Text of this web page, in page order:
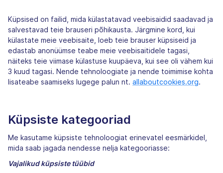
Küpsised on failid, mida külastatavad veebisaidid saadavad ja
salvestavad teie brauseri põhikausta. Järgmine kord, kui
külastate meie veebisaite, loeb teie brauser küpsiseid ja
edastab anonüümse teabe meie veebisaitidele tagasi,
näiteks teie viimase külastuse kuupäeva, kui see oli vähem kui
3 kuud tagasi. Nende tehnoloogiate ja nende toimimise kohta
lisateabe saamiseks lugege palun nt. allaboutcookies.org.
Küpsiste kategooriad
Me kasutame küpsiste tehnoloogiat erinevatel eesmärkidel,
mida saab jagada nendesse nelja kategooriasse:
Vajalikud küpsiste tüübid